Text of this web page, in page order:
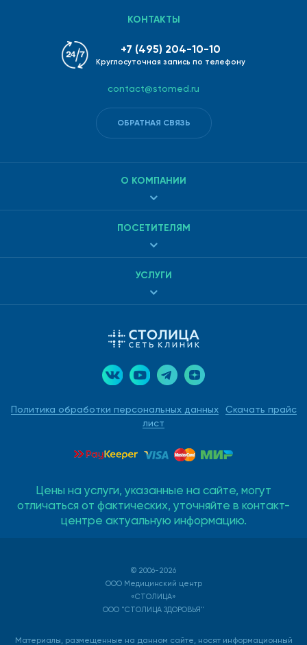
Политика обработки персональных данных
Скачать прайс
лист
О КОМПАНИИ
ПОСЕТИТЕЛЯМ
УСЛУГИ
КОНТАКТЫ
+7 (495) 204-10-10
Круглосуточная запись по телефону
contact@stomed.ru
ОБРАТНАЯ СВЯЗЬ
Цены на услуги, указанные на сайте, могут
отличаться от фактических, уточняйте в контакт-
центре актуальную информацию.
© 2006-2026
ООО Медицинский центр
«СТОЛИЦА»
ООО "СТОЛИЦА ЗДОРОВЬЯ"
Материалы, размещенные на данном сайте, носят информационный